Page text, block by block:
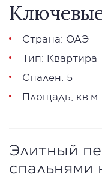
Страна: ОАЭ
Тип: Квартира
Спален: 5
Площадь, кв.м:
Элитный
спальнями